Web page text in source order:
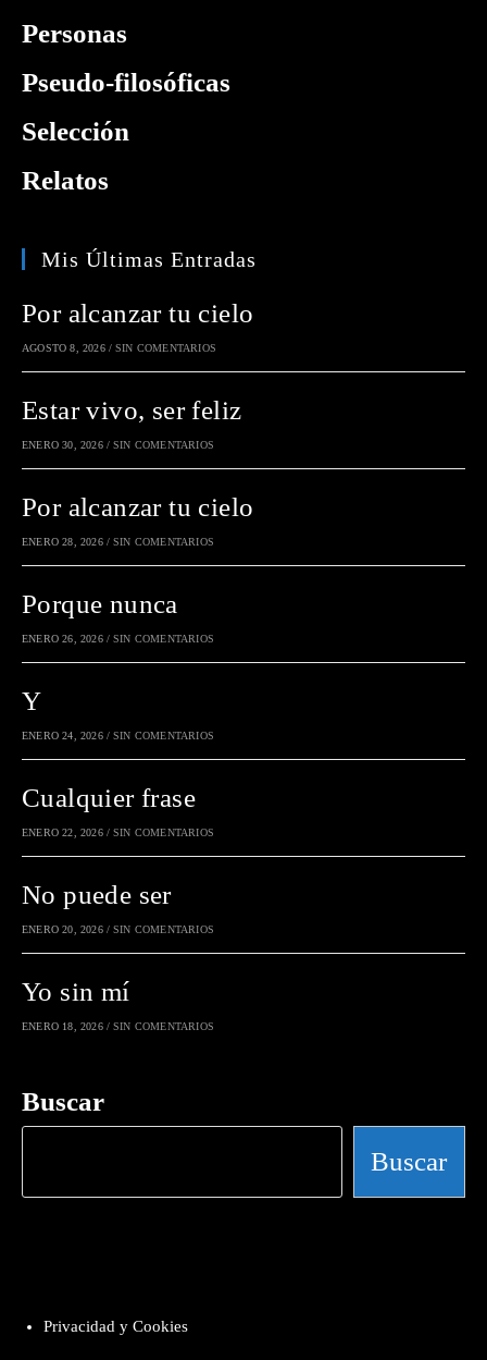
Personas
Pseudo-filosóficas
Selección
Relatos
Mis Últimas Entradas
Por alcanzar tu cielo
AGOSTO 8, 2026 / SIN COMENTARIOS
Estar vivo, ser feliz
ENERO 30, 2026 / SIN COMENTARIOS
Por alcanzar tu cielo
ENERO 28, 2026 / SIN COMENTARIOS
Porque nunca
ENERO 26, 2026 / SIN COMENTARIOS
Y
ENERO 24, 2026 / SIN COMENTARIOS
Cualquier frase
ENERO 22, 2026 / SIN COMENTARIOS
No puede ser
ENERO 20, 2026 / SIN COMENTARIOS
Yo sin mí
ENERO 18, 2026 / SIN COMENTARIOS
Buscar
Buscar
Privacidad y Cookies